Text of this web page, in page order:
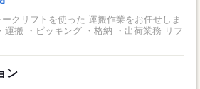
クリフトを使った 運搬作業をお任せしま
ン